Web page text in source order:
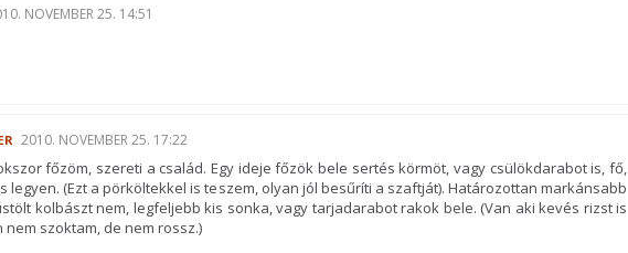
NOVEMBER 25. 14:51
2010. NOVEMBER 25. 17:22
főzöm, szereti a család. Egy ideje főzök bele sertés körmöt, vagy csülökdarabot is, fő,
legyen. (Ezt a pörköltekkel is teszem, olyan jól besűríti a szaftját). Határozottan markánsabb
kolbászt nem, legfeljebb kis sonka, vagy tarjadarabot rakok bele. (Van aki kevés rizst is
nem szoktam, de nem rossz.)